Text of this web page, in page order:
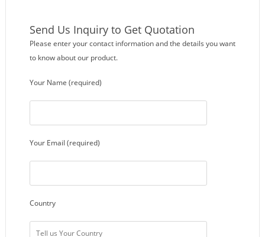
Send Us Inquiry to Get Quotation
Please enter your contact information and the details you want
to know about our product.
Your Name (required)
Your Email (required)
Country